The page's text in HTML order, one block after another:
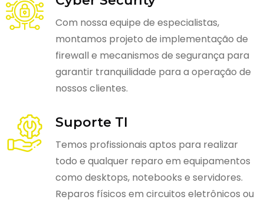
Com nossa equipe de especialistas,
montamos projeto de implementação de
firewall e mecanismos de segurança para
garantir tranquilidade para a operação de
nossos clientes.
Suporte TI
Temos profissionais aptos para realizar
todo e qualquer reparo em equipamentos
como desktops, notebooks e servidores.
Reparos físicos em circuitos eletrônicos ou